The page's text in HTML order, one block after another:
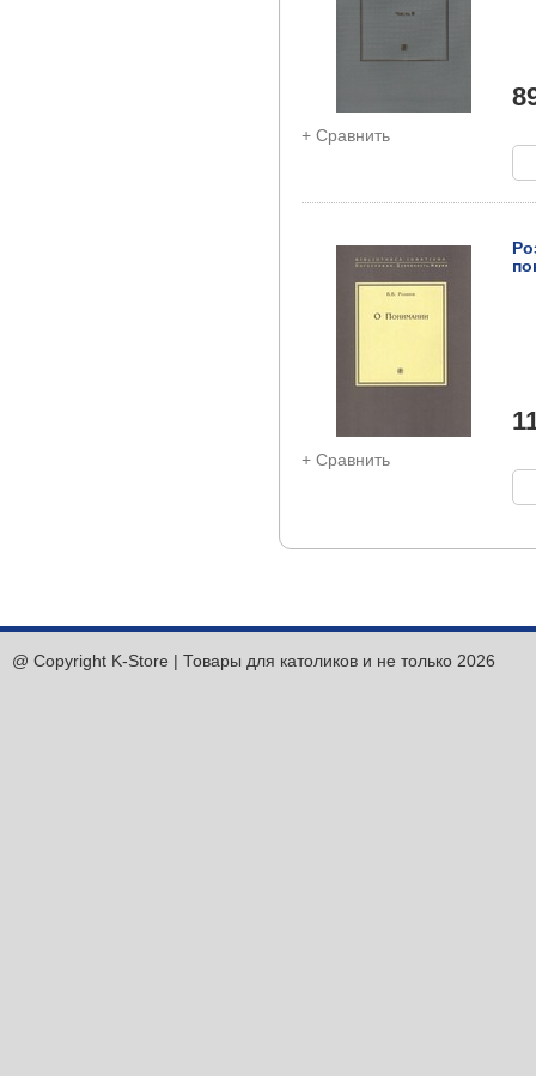
+ Сравнить
+ Сравнить
@ Copyright K-Store | Товары для католиков и не только 2026